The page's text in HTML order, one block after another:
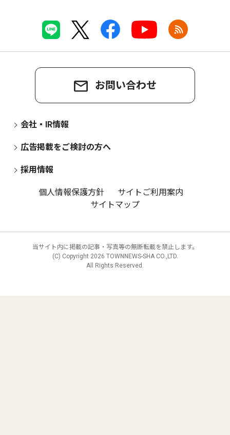
お問い合わせ
会社・IR情報
広告掲載をご検討の方へ
採用情報
個人情報保護方針
サイトご利用案内
サイトマップ
当サイト内に掲載の記事・写真等の無断転載を禁止します。
(C) Copyright 2026 TOWNNEWS-SHA CO.,LTD.
All Rights Reserved.